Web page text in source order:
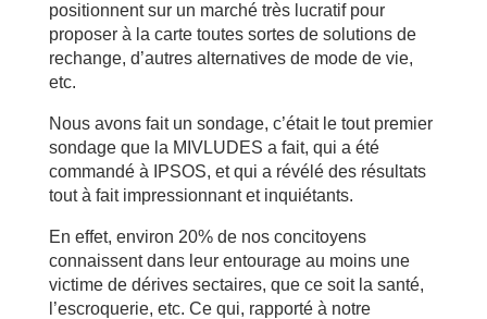
positionnent sur un marché très lucratif pour
proposer à la carte toutes sortes de solutions de
rechange, d’autres alternatives de mode de vie,
etc.
Nous avons fait un sondage, c’était le tout premier
sondage que la MIVLUDES a fait, qui a été
commandé à IPSOS, et qui a révélé des résultats
tout à fait impressionnant et inquiétants.
En effet, environ 20% de nos concitoyens
connaissent dans leur entourage au moins une
victime de dérives sectaires, que ce soit la santé,
l’escroquerie, etc. Ce qui, rapporté à notre